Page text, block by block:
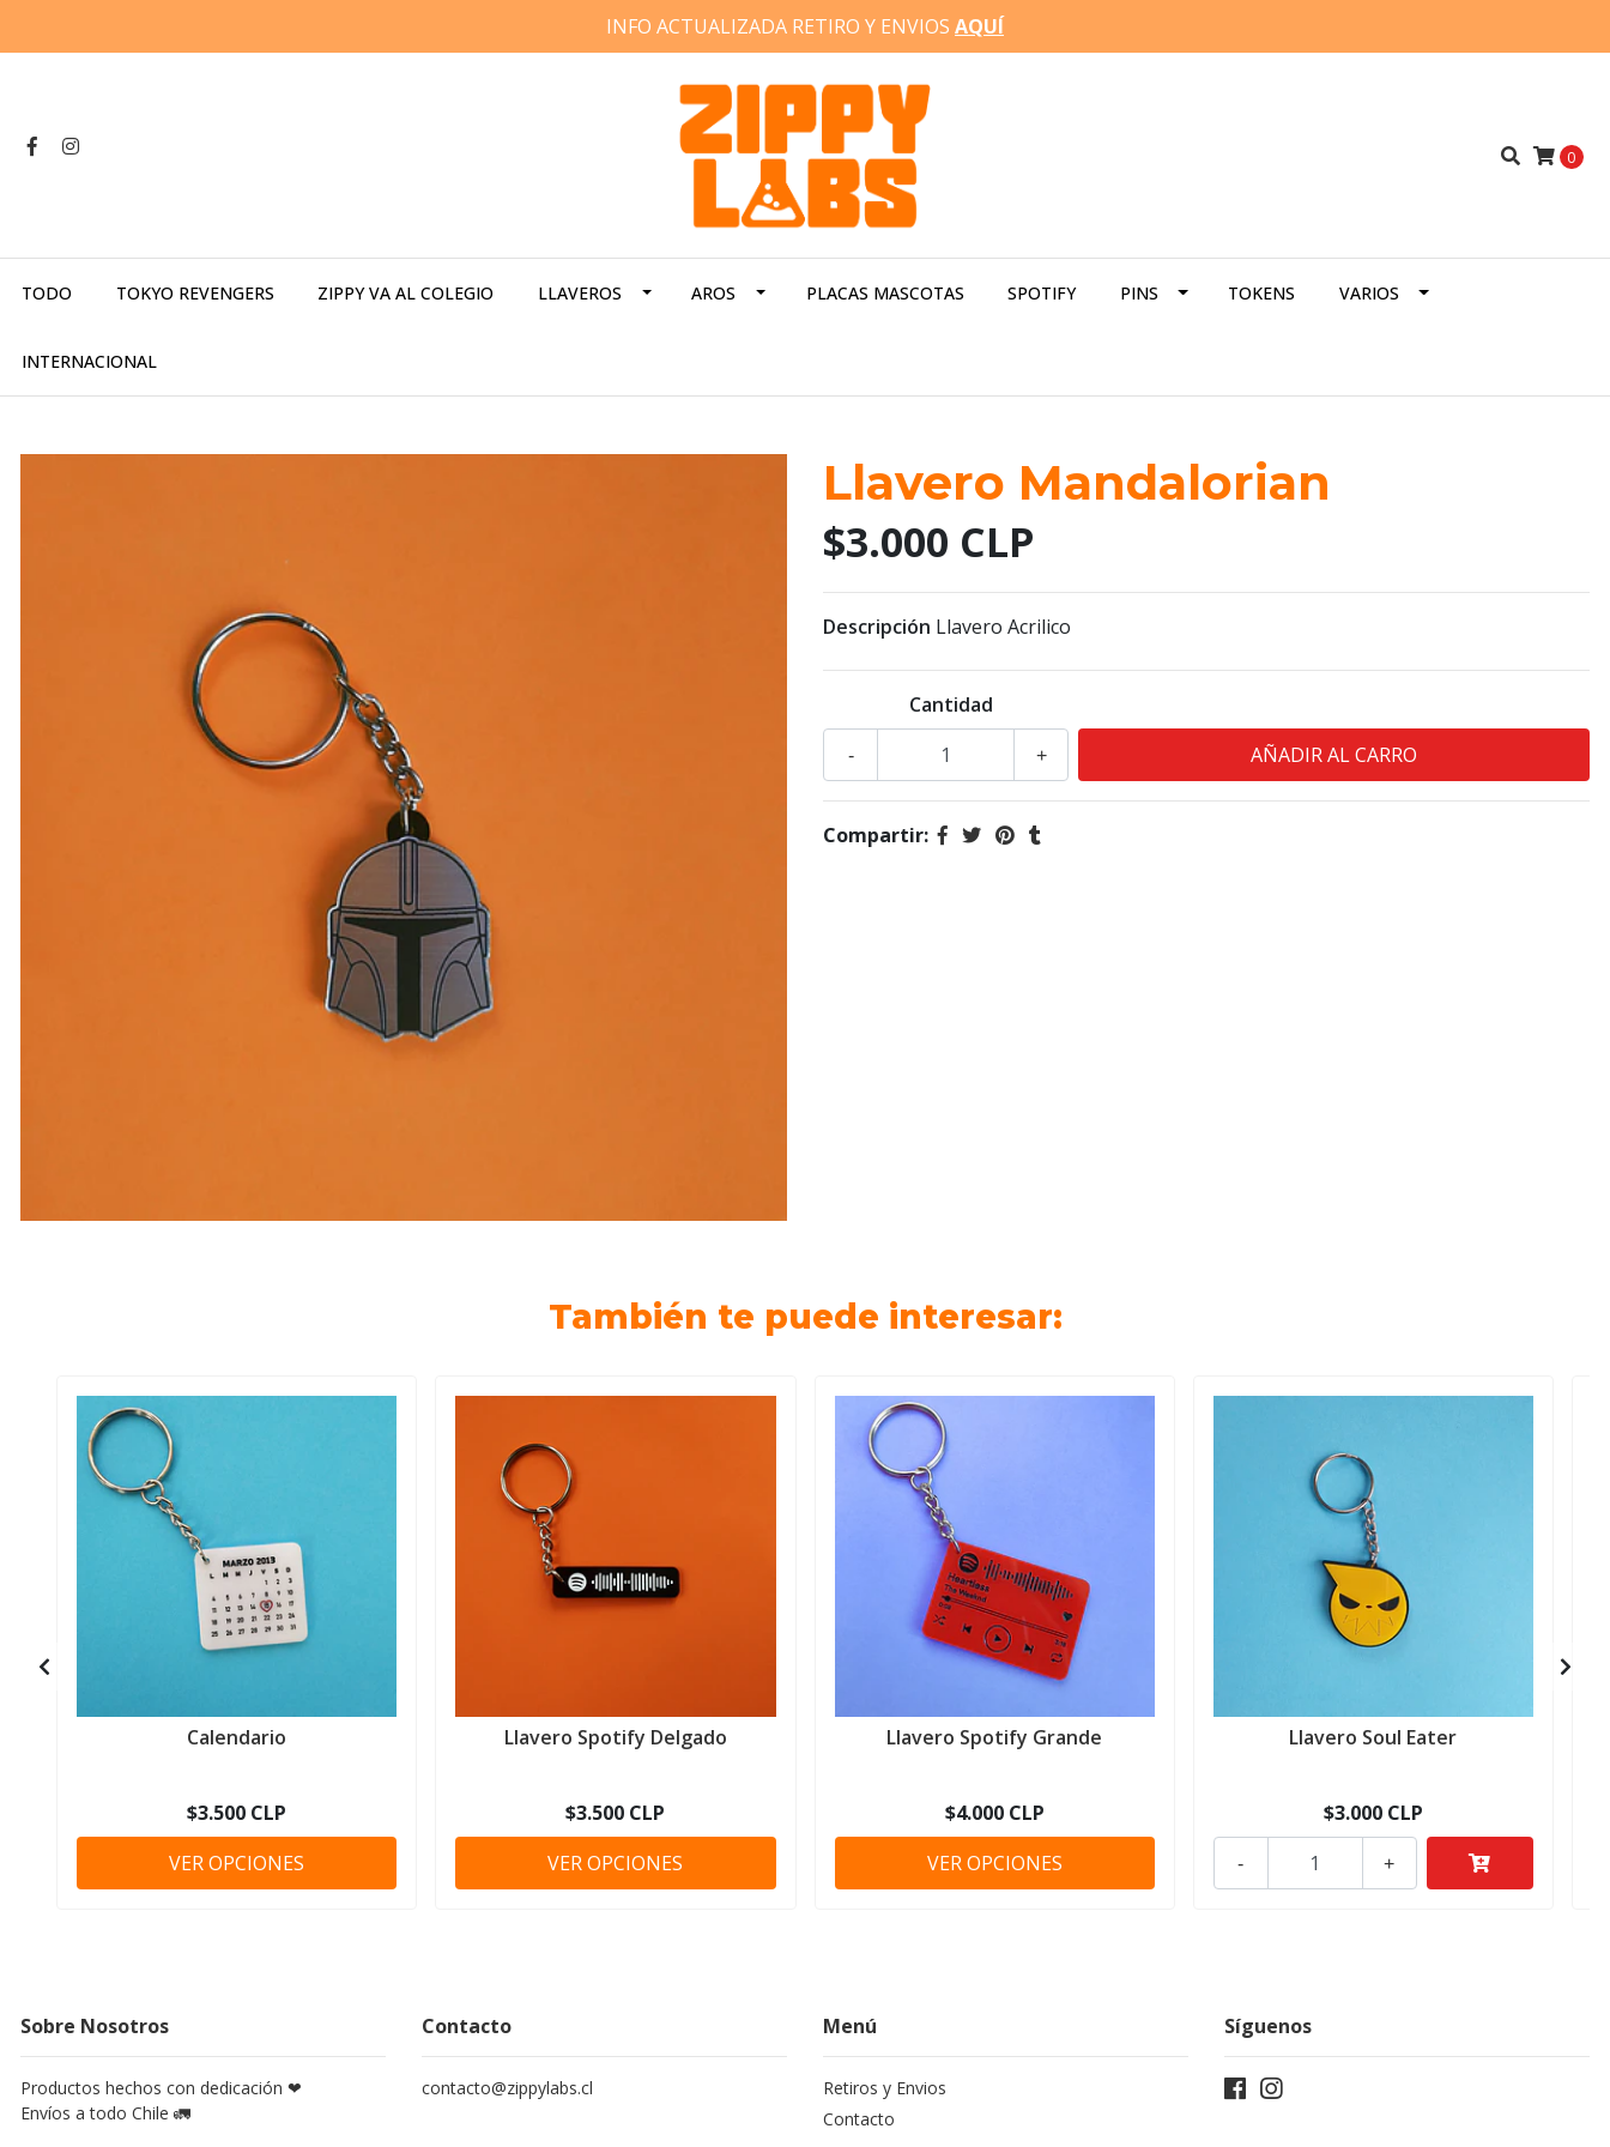
INFO ACTUALIZADA RETIRO Y ENVIOS AQUÍ
0
TODO TOKYO REVENGERS ZIPPY VA AL COLEGIO LLAVEROS AROS PLACAS MASCOTAS SPOTIFY PINS TOKENS VARIOS
INTERNACIONAL
Llavero Mandalorian
$3.000 CLP
Descripción Llavero Acrilico
Cantidad
+
-
Compartir:
También te puede interesar:
Calendario
$3.500 CLP
VER OPCIONES
Llavero Spotify Delgado
$3.500 CLP
VER OPCIONES
Llavero Spotify Grande
$4.000 CLP
VER OPCIONES
Llavero Soul Eater
$3.000 CLP
+
-
Sobre Nosotros
Productos hechos con dedicación ❤
Envíos a todo Chile 🚛
Contacto
contacto@zippylabs.cl
Menú
Retiros y Envios
Contacto
Síguenos